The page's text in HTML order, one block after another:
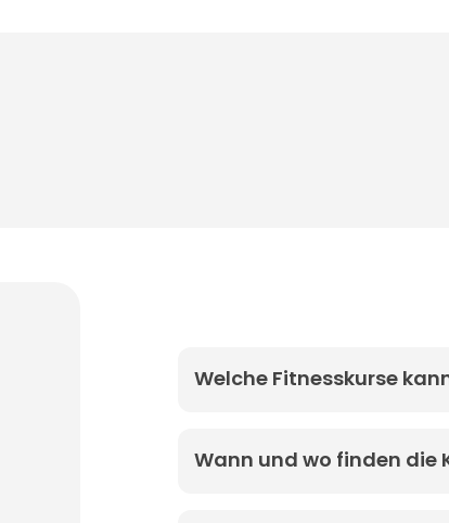
Welche Fitnesskurse
Wann und wo finden die